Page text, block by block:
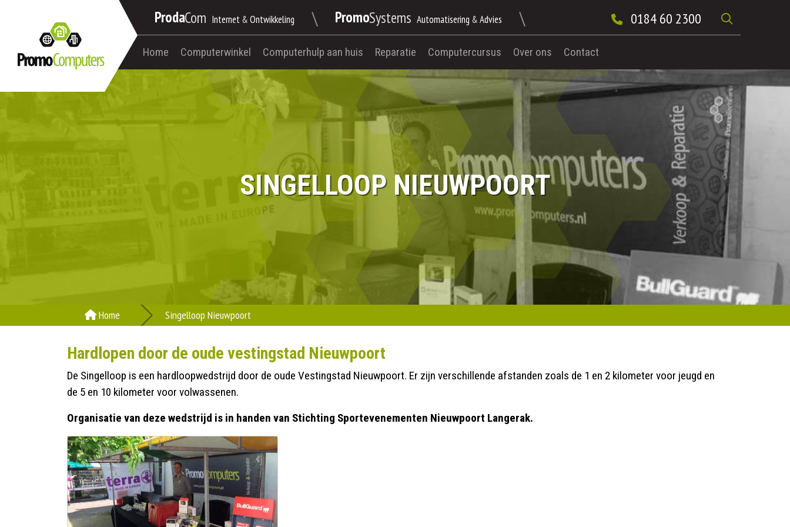
ProdaCom Internet&Ontwikkeling \ PromoSystems Automatisering &Advies \ 0184 60 2300
Home Computerwinkel Computerhulp aan huis Reparatie Computercursus Over ons Contact
SINGELLOOP NIEUWPOORT
Home Singelloop Nieuwpoort
Hardlopen door de oude vestingstad Nieuwpoort
De Singelloop is een hardloopwedstrijd door de oude Vestingstad Nieuwpoort. Er zijn verschillende afstanden zoals de 1 en 2 kilometer voor jeugd en
de 5 en 10 kilometer voor volwassenen.
Organisatie van deze wedstrijd is in handen van Stichting Sportevenementen Nieuwpoort Langerak.